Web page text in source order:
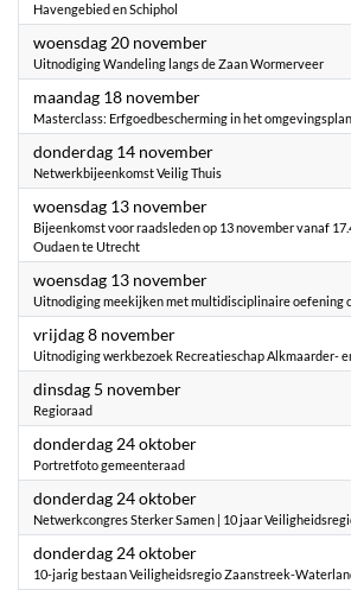
Havengebied en Schiphol
woensdag 20 november2024
Uitnodiging Wandeling langs de Zaan Wormerveer
maandag 18 november2024
Masterclass: Erfgoedbescherming in het omgevingsplan
donderdag 14 november2024
Netwerkbijeenkomst Veilig Thuis
woensdag 13 november2024
Bijeenkomst voor raadsleden op 13 november vanaf
Oudaen te Utrecht
woensdag 13 november2024
Uitnodiging meekijken met multidisciplinaire oefening
vrijdag 8 november2024
Uitnodiging werkbezoek Recreatieschap Alkmaarder-
dinsdag 5 november2024
Regioraad
donderdag 24 oktober2024
Portretfoto gemeenteraad
donderdag 24 oktober2024
Netwerkcongres Sterker Samen | 10 jaar
donderdag 24 oktober2024
10-jarig bestaan Veiligheidsregio Zaanstreek-